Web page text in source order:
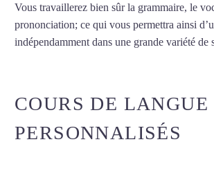
Vous travaillerez bien sûr la grammaire, le
prononciation; ce qui vous permettra ainsi
indépendamment dans une grande variété de
COURS DE LANGUE
PERSONNALISÉS